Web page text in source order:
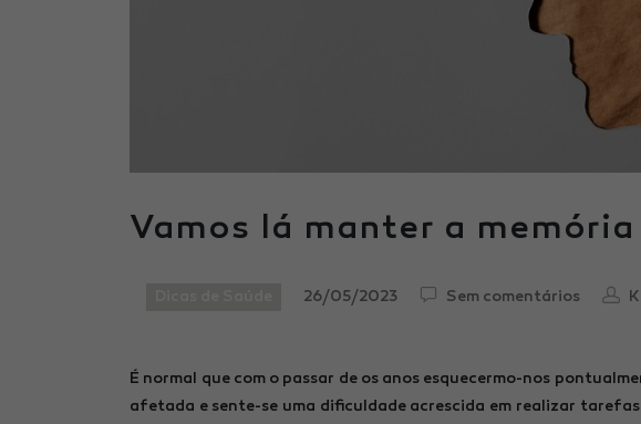
Vamos lá manter a
26/05/2023 Sem comentários
É normal que com o passar de os anos esquecermo-nos
afetada e sente-se uma dificuldade acrescida em realizar